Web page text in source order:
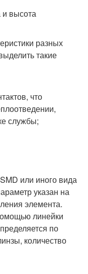
высота
разных
такие
что
службы;
или иного вида
указан на
элемента.
линейки
по
количество